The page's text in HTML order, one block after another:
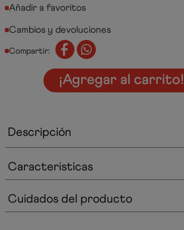
Cambios y devoluciones
Compartir:
¡Agregar al carrito!
Descripción
Caracteristicas
Cuidados del producto